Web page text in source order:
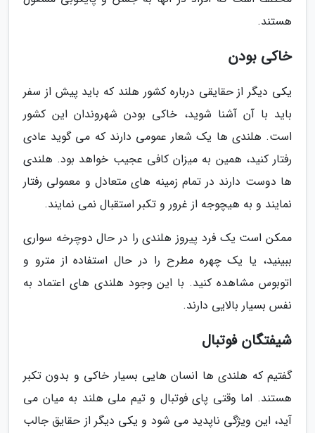
هستند.
خاکی بودن
یکی دیگر از حقایقی درباره کشور هلند که باید پیش از سفر
باید با آن آشنا شوید، خاکی بودن شهروندان این کشور
است. هلندی ها یک شعار عمومی دارند که می گوید عادی
رفتار کنید، همین به میزان کافی عجیب خواهد بود. هلندی
ها دوست دارند در تمام زمینه های متعادل و معمولی رفتار
نمایند و به هیچوجه از غرور و تکبر استقبال نمی نمایند.
ممکن است یک فرد پیروز هلندی را در حال دوچرخه سواری
ببینید، یا یک چهره مطرح را در حال استفاده از مترو و
اتوبوس مشاهده کنید. با این وجود هلندی های اعتماد به
نفس بسیار بالایی دارند.
شیفتگان فوتبال
گفتیم که هلندی ها انسان هایی بسیار خاکی و بدون تکبر
هستند. اما وقتی پای فوتبال و تیم ملی هلند به میان می
آید، این ویژگی ناپدید می شود و یکی دیگر از حقایق جالب